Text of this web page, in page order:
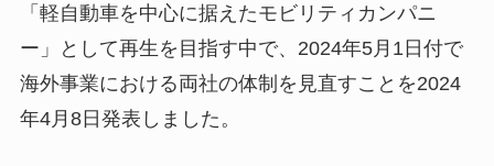
「軽自動車を中心に据えたモビリティカンパニ
ー」として再生を目指す中で、2024年5月1日付で
海外事業における両社の体制を見直すことを2024
年4月8日発表しました。